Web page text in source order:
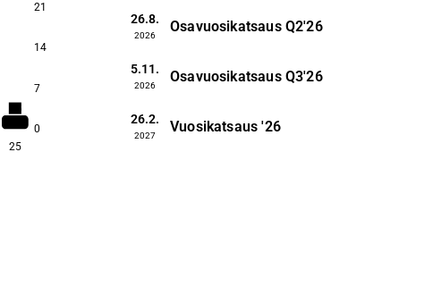
21
14
7
0
2,5
25
26.8.
2026
Osavuosikatsaus Q2'26
5.11.
2026
Osavuosikatsaus Q3'26
26.2.
2027
Vuosikatsaus '26